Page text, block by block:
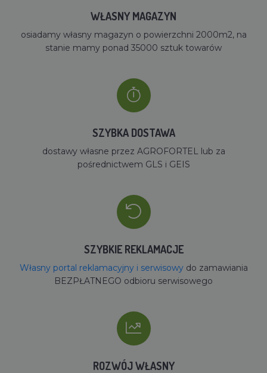
WŁASNY MAGAZYN
osiadamy własny magazyn o powierzchni 2000m2, na
stanie mamy ponad 35000 sztuk towarów
SZYBKA DOSTAWA
dostawy własne przez AGROFORTEL lub za
pośrednictwem GLS i GEIS
SZYBKIE REKLAMACJE
Własny portal reklamacyjny i serwisowydo zamawiania
BEZPŁATNEGO odbioru serwisowego
ROZWÓJ WŁASNY